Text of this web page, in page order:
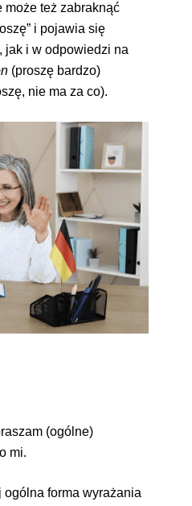
też zabraknąć
i pojawia się
jak i w odpowiedzi na
(proszę bardzo)
nie ma za co).
(ogólne)
mi.
ogólna forma wyrażania